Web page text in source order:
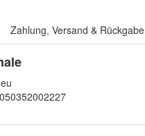
Zahlung, Versand & Rückgabe